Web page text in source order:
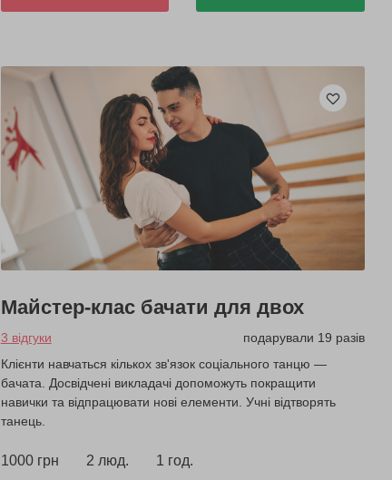
Майстер-клас бачати для двох
3 відгуки
подарували 19 разів
Клієнти навчаться кількох зв'язок соціального танцю —
бачата. Досвідчені викладачі допоможуть покращити
навички та відпрацювати нові елементи. Учні відтворять
танець.
1000 грн 2 люд. 1 год.